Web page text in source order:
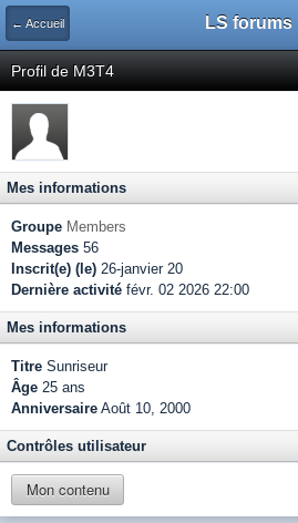
← Accueil LS forums
Profil de M3T4
Mes informations
Groupe Members
Messages 56
Inscrit(e) (le) 26-janvier 20
Dernière activité févr. 02 2026 22:00
Mes informations
Titre Sunriseur
Âge 25 ans
Anniversaire Août 10, 2000
Contrôles utilisateur
Mon contenu